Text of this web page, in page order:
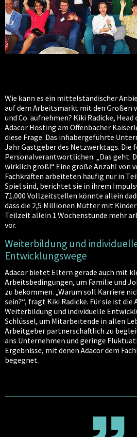
Wie kann es ein mittelständischer
auf dem Arbeitsmarkt mit den Großen
und Co. aufnehmen? Kiki Radicke,
Adacor Hosting am Offenbacher
diese Frage. Das inhabergeführte
Jahr Gastgeber des Netzwerktags. Die
Personalverantwortlichen: „Das geht.
wirklich groß!“ Eine große Anzahl von
Fachkräften arbeiteten häufig nur in
Spiel sind, berichtet sie in ihrem
71.000 Vollzeitstellen könnte allein
dass die 2,5 Millionen Mütter mit
Teilzeit allein 1 Wochenstunde mehr
vor.
Weiterbildung und
Entwicklungswege
Adacor bietet Eltern gerade auch mit
Arbeitsbedingungen, um Familie und
zu bekommen. „Warum soll Karriere
sein?“, fragt Kiki Radicke. Für sie ist
Weiterbildung und individuelle
Schlüssel, um Mitarbeitende in allen
Arbeitgeber partnerschaftlich zu
ans Unternehmen und geringe
Ergebnisse, mit denen Adacor dem
begegnet.